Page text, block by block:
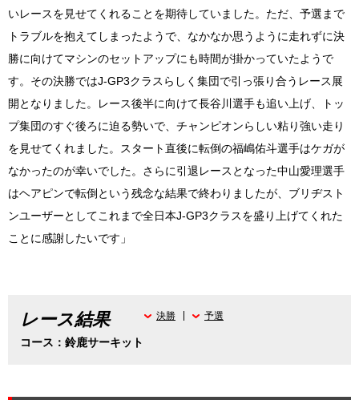
いレースを見せてくれることを期待していました。ただ、予選まで
トラブルを抱えてしまったようで、なかなか思うように走れずに決
勝に向けてマシンのセットアップにも時間が掛かっていたようで
す。その決勝ではJ-GP3クラスらしく集団で引っ張り合うレース展
開となりました。レース後半に向けて長谷川選手も追い上げ、トッ
プ集団のすぐ後ろに迫る勢いで、チャンピオンらしい粘り強い走り
を見せてくれました。スタート直後に転倒の福嶋佑斗選手はケガが
なかったのが幸いでした。さらに引退レースとなった中山愛理選手
はヘアピンで転倒という残念な結果で終わりましたが、ブリヂスト
ンユーザーとしてこれまで全日本J-GP3クラスを盛り上げてくれた
ことに感謝したいです」
レース結果
コース：鈴鹿サーキット
決勝 予選